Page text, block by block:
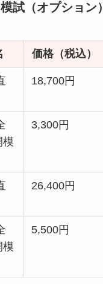
試（オプション）
価格（税込）
18,700円
模
3,300円
26,400円
模
5,500円